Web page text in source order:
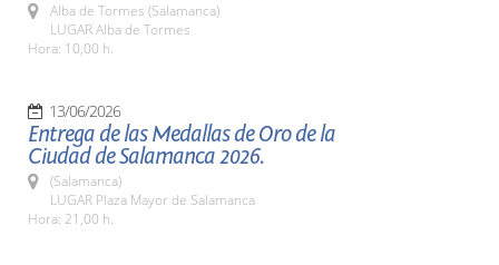
Alba de Tormes (Salamanca)
LUGAR Alba de Tormes
Hora: 10,00 h.
13/06/2026
Entrega de las Medallas de Oro de la
Ciudad de Salamanca 2026.
(Salamanca)
LUGAR Plaza Mayor de Salamanca
Hora: 21,00 h.